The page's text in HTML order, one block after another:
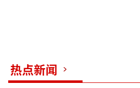
热点新闻